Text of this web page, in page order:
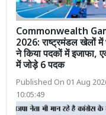
Commonwealth
2026: राष्ट्रमंडल खेलों में
ने किया पदकों में इजाफा,
में जोड़े 6 पदक
Published On 01 Aug
10:05:49